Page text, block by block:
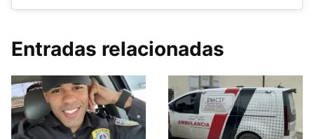
Entradas relacionadas